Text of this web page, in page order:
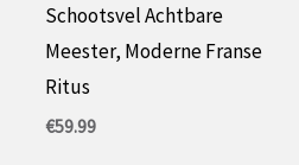
Schootsvel Achtbare
Meester, Moderne Franse
Ritus
€59.99